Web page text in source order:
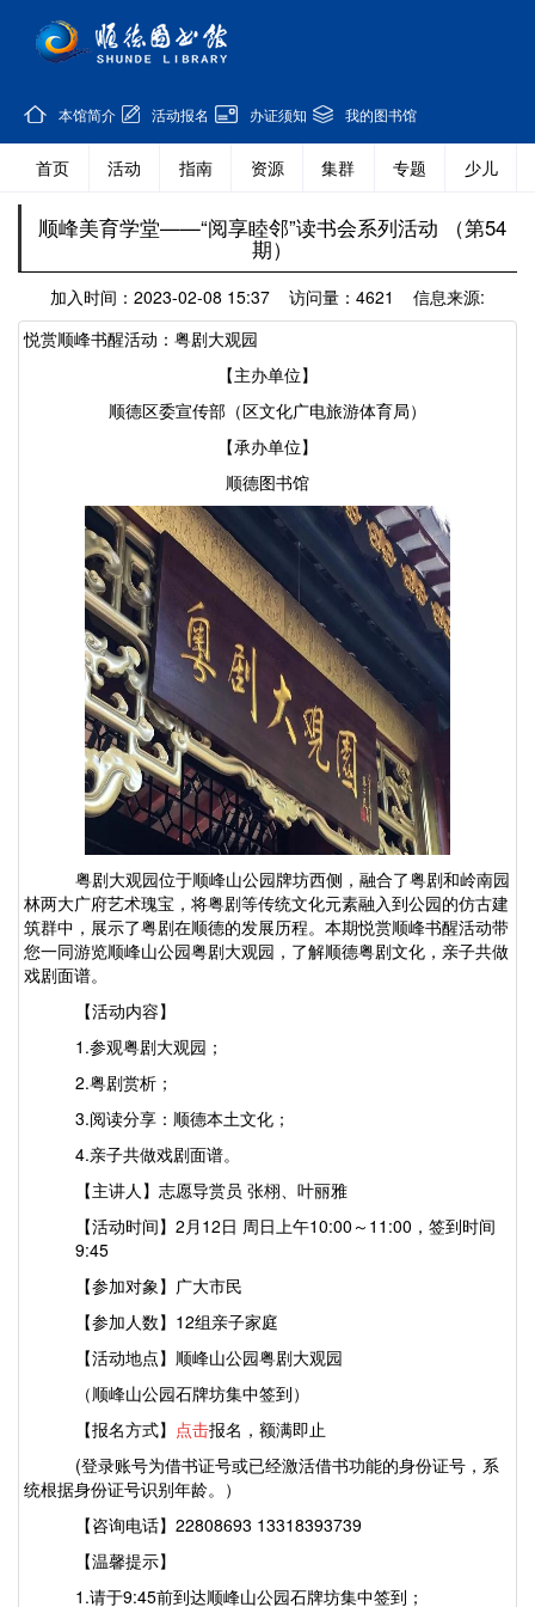
本馆简介 活动报名 办证须知 我的图书馆
首页 活动 指南 资源 集群 专题 少儿
顺峰美育学堂——“阅享睦邻”读书会系列活动 （第54
期）
加入时间：2023-02-08 15:37 访问量：4621 信息来源:
悦赏顺峰书醒活动：粤剧大观园
【主办单位】
顺德区委宣传部（区文化广电旅游体育局）
【承办单位】
顺德图书馆
粤剧大观园位于顺峰山公园牌坊西侧，融合了粤剧和岭南园
林两大广府艺术瑰宝，将粤剧等传统文化元素融入到公园的仿古建
筑群中，展示了粤剧在顺德的发展历程。本期悦赏顺峰书醒活动带
您一同游览顺峰山公园粤剧大观园，了解顺德粤剧文化，亲子共做
戏剧面谱。
【活动内容】
1.参观粤剧大观园；
2.粤剧赏析；
3.阅读分享：顺德本土文化；
4.亲子共做戏剧面谱。
【主讲人】志愿导赏员 张栩、叶丽雅
【活动时间】 2月12日 周日上午10:00～11:00，签到时间
9:45
【参加对象】 广大市民
【参加人数】 12组亲子家庭
【活动地点】 顺峰山公园粤剧大观园
（顺峰山公园石牌坊集中签到）
【报名方式】 点击报名，额满即止
(登录账号为借书证号或已经激活借书功能的身份证号，系
统根据身份证号识别年龄。）
【咨询电话】 22808693 13318393739
【温馨提示】
1.请于9:45前到达顺峰山公园石牌坊集中签到；